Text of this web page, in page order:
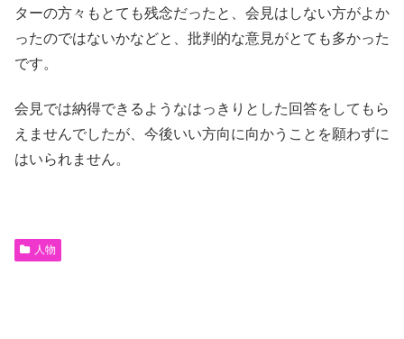
ターの方々もとても残念だったと、会見はしない方がよか
ったのではないかなどと、批判的な意見がとても多かった
です。
会見では納得できるようなはっきりとした回答をしてもら
えませんでしたが、今後いい方向に向かうことを願わずに
はいられません。
人物